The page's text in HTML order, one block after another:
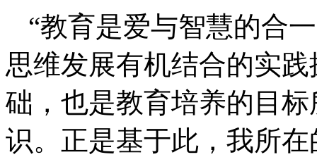
“教育是爱与智慧的合
思维发展有机结合的实
础，也是教育培养的目
识。正是基于此，我所